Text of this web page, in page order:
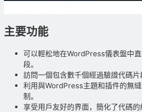
主要功能
可以輕松地在WordPress儀表盤中
段。
訪問一個包含數千個經過驗證代碼片
利用與WordPress主題和插件的無
制。
享受用戶友好的界面，簡化了代碼的